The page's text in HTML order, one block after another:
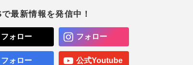
最新情報を発信中！
フォロー フォロー
フォロー 公式Youtube